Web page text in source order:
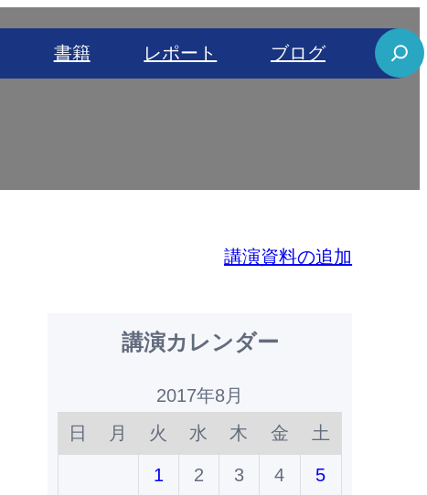
書籍 レポート ブログ
S
e
講演資料の追加
講演カレンダー
2017年8月
日
月 火 水 木 金 土
1 2 3 4 5